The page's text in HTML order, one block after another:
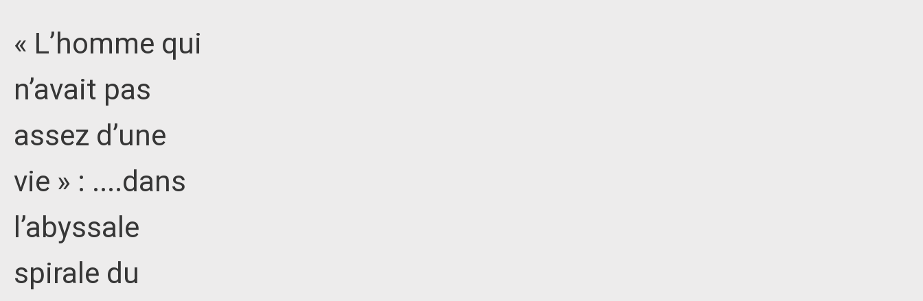
« L’homme qui
n’avait pas
assez d’une
vie » : ....dans
l’abyssale
spirale du